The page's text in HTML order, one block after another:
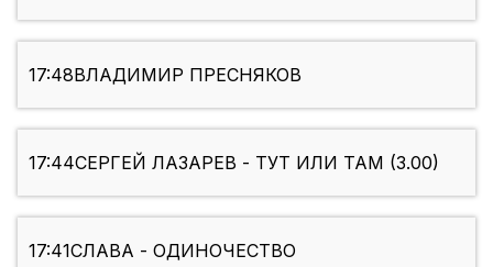
17:48ВЛАДИМИР ПРЕСНЯКОВ
17:44СЕРГЕЙ ЛАЗАРЕВ - ТУТ ИЛИ ТАМ (3.00)
17:41СЛАВА - ОДИНОЧЕСТВО